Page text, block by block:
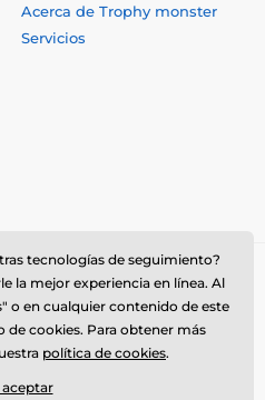
Acerca de Trophy monster
Servicios
tecnologías de seguimiento?
la mejor experiencia en línea. Al
o en cualquier contenido de este
de cookies. Para obtener más
política de cookies.
aceptar